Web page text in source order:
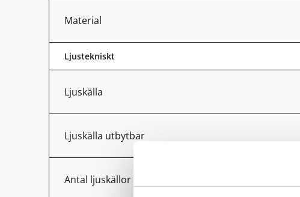
Material
Ljustekniskt
Ljuskälla
Ljuskälla utbytbar
Antal ljuskällor